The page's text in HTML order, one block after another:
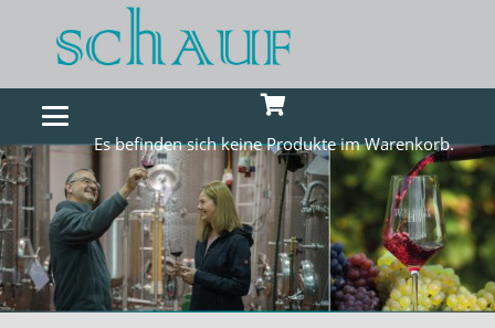
Es befinden sich keine Produkte im Warenkorb.